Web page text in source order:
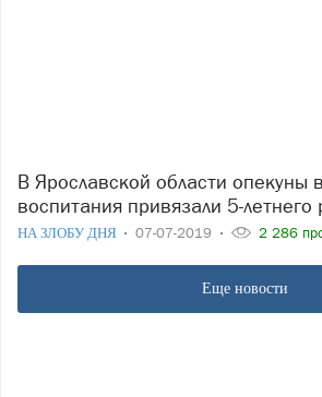
В Ярославской области опекуны в целях
воспитания привязали 5-летнего
НА ЗЛОБУ ДНЯ 07-07-2019 2 286
Еще новости